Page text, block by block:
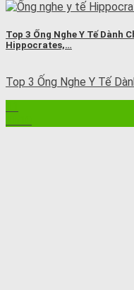
Top 3 Ống Nghe Y Tế Dành
Hippocrates,…
Top 3 Ống Nghe Y Tế